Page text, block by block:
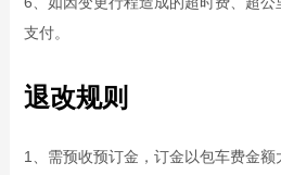
支付。
退改规则
1、需预收预订金，订金以包车费金